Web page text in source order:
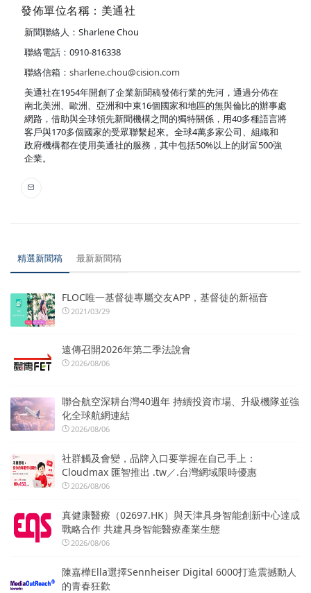
發佈單位名稱：美通社
新聞聯絡人：Sharlene Chou
聯絡電話：0910-816338
聯絡信箱： sharlene.chou@cision.com
美通社在1954年開創了企業新聞稿發佈行業的先河，通過分佈在
南北美洲、歐洲、亞洲和中東16個國家和地區的無與倫比的辦事處
網路，借助與全球領先新聞機構之間的獨特關係，用40多種語言將
客戶與170多個國家的受眾聯繫起來。全球4萬多家公司、組織和
政府機構都在使用美通社的服務，其中包括50%以上的財富500強
企業。
精選新聞稿 最新新聞稿
FLOC唯一基督徒專屬交友APP，基督徒的新福音
2021/03/29
遠傳召開2026年第二季法說會
2026/08/06
聯合航空深耕台灣40週年 持續投資市場、升級機隊並強
化全球航網連結
2026/08/06
社群觸及會變，品牌入口要掌握在自己手上：
Cloudmax 匯智推出 .tw／.台灣網域限時優惠
2026/08/06
真健康醫療（02697.HK）與天津具身智能創新中心達成
戰略合作 共建具身智能醫療產業生態
2026/08/06
陳嘉樺Ella選擇Sennheiser Digital 6000打造震撼動人
的青春狂歡